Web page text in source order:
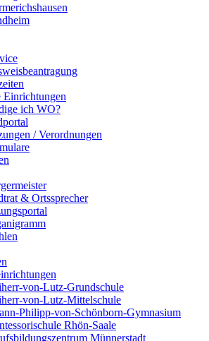
Einrichtungen
ich WO?
/ Verordnungen
& Ortssprecher
von-Lutz-Grundschule
von-Lutz-Mittelschule
Philipp-von-Schönborn-Gymnasium
Rhön-Saale
Münnerstadt